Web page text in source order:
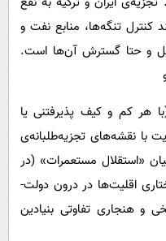
کنترل تنگه‌ها، منابع نفت و
و حتا گسترش آن‌ها است.
هر کم و کیف پذیرفتنی یا
با نقشه‌های تجزیه‌طلبانه‌ی
«استقلال مستعمرات» (در
اقلیت‌ها در درون دولت-
و هنجاری تفاوتی بنیادین